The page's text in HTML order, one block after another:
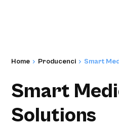
Home Producenci Smart
Smart
Solutions